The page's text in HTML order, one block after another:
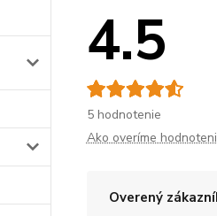
4.5
5 hodnotenie
Ako overíme
Overený